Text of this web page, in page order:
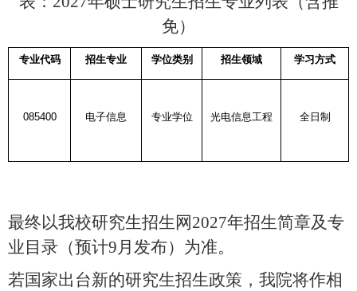
免）
专业代码 招生专业 学位类别 招生领域 学习方式
085400 电子信息 专业学位 光电信息工程 全日制
最终以我校研究生招生网2027年招生简章及专
业目录（预计9月发布）为准。
若国家出台新的研究生招生政策，我院将作相